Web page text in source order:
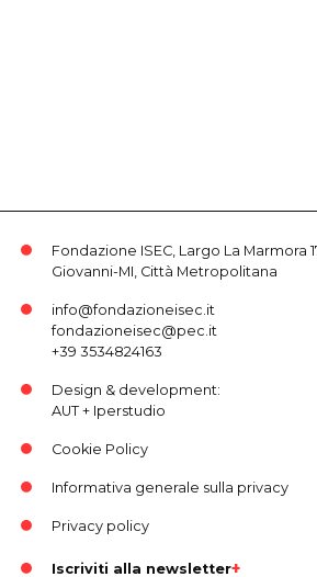
Fondazione ISEC, Largo La Marmora
Giovanni-MI, Città Metropolitana
info@fondazioneisec.it
fondazioneisec@pec.it
+39 3534824163
Design & development:
AUT+ Iperstudio
Cookie Policy
Informativa generale sulla privacy
Privacy policy
Iscriviti alla newsletter